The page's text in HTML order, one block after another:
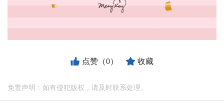
点赞（0） 收藏
免责声明：如有侵犯版权，请及时联系处理。